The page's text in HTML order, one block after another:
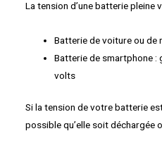
La tension d’une batterie pleine
Batterie de voiture ou de
Batterie de smartphone :
volts
Si la tension de votre batterie
possible qu’elle soit déchargée